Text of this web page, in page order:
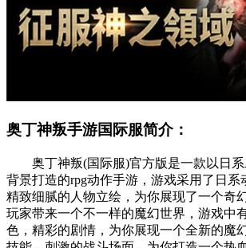
奥丁神叛手游国际服简介：
奥丁神叛(国际服)官方版是一款以日系
背景打造的rpg动作手游，游戏采用了日系
精致细腻的人物立绘，为你展现了一个奇
玩家带来一个不一样的魔幻世界，游戏中
色，精彩的剧情，为你展现一个全新的魔